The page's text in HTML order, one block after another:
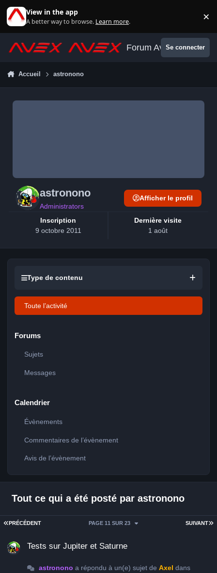
View in the app
A better way to browse. Learn more. ×
Forum AvexSe connecter
Accueil astronono
astronono
Administrators
Inscription
9 octobre 2011
Dernière visite
1 août
Afficher le profil
Type de contenu
Toute l’activité
Forums
Sujets
Messages
Calendrier
Évènements
Commentaires de l’évènement
Avis de l’évènement
Tout ce qui a été posté par astronono
PREMIÈRE PAGE
PRÉCÉDENT SUIVANT
PAGE 11 SUR 23
Tests sur Jupiter et Saturne
astronono a répondu à un(e) sujet de Axel dans